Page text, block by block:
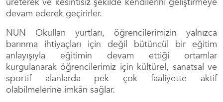
devam ederek geçirirler.
NUN Okulları yurtları, öğrencilerimizin yalnızca
barınma ihtiyaçları için değil bütüncül bir eğitim
anlayışıyla eğitimin devam ettiği ortamlar
kurgulanarak öğrencilerimiz için kültürel, sanatsal ve
sportif alanlarda pek çok faaliyette aktif
olabilmelerine imkân sağlar.